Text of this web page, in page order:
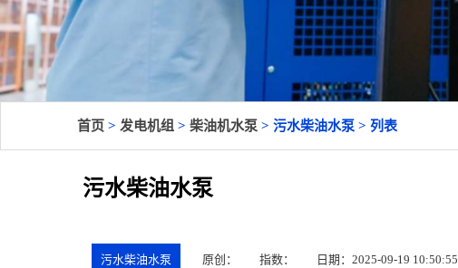
首页 > 发电机组 > 柴油机水泵 > 污水柴油水泵 > 列表
污水柴油水泵
污水柴油水泵 原创： 指数： 日期：2025-09-19 10:50:55